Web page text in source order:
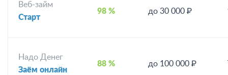
Веб-займ
Старт
98 % до 30 000 ₽
Надо Денег
Заём онлайн
88 % до 100 000 ₽